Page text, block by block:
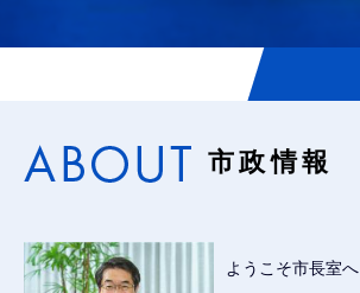
市政情報
ようこそ市長室へ